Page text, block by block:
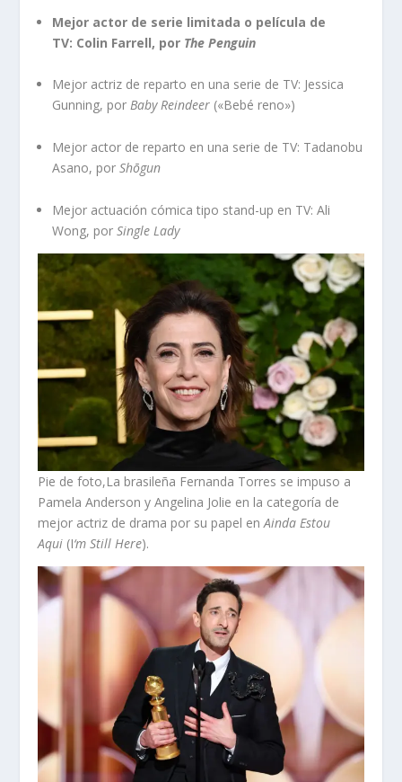
Mejor actor de serie limitada o película de
TV: Colin Farrell, por The Penguin
Mejor actriz de reparto en una serie de TV: Jessica
Gunning, porBaby Reindeer («Bebé reno»)
Mejor actor de reparto en una serie de TV: Tadanobu
Asano, porShōgun
Mejor actuación cómica tipo stand-up en TV: Ali
Wong, porSingle Lady
Pie de foto,La brasileña Fernanda Torres se impuso a
Pamela Anderson y Angelina Jolie en la categoría de
mejor actriz de drama por su papel enAinda Estou
Aqui (I‘m Still Here).